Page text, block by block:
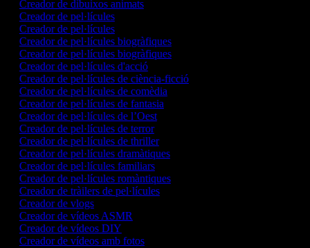
Creador de dibuixos animats
Creador de pel·lícules
Creador de pel·lícules
Creador de pel·lícules biogràfiques
Creador de pel·lícules biogràfiques
Creador de pel·lícules d'acció
Creador de pel·lícules de ciència-ficció
Creador de pel·lícules de comèdia
Creador de pel·lícules de fantasia
Creador de pel·lícules de l’Oest
Creador de pel·lícules de terror
Creador de pel·lícules de thriller
Creador de pel·lícules dramàtiques
Creador de pel·lícules familiars
Creador de pel·lícules romàntiques
Creador de tràilers de pel·lícules
Creador de vlogs
Creador de vídeos ASMR
Creador de vídeos DIY
Creador de vídeos amb fotos